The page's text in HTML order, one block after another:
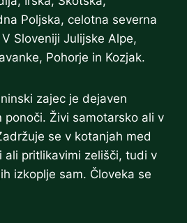
Poljska, celotna severna
Sloveniji Julijske Alpe,
Pohorje in Kozjak.
zajec je dejaven
ponoči. Živi samotarsko ali v
se v kotanjah med
ali pritlikavimi zelišči, tudi v
izkoplje sam. Človeka se